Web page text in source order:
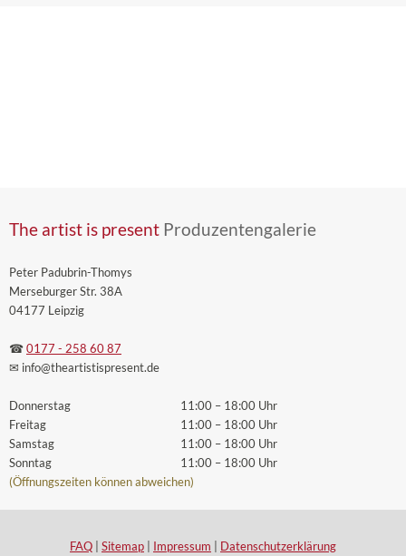
The artist is present Produzentengalerie
Peter Padubrin-Thomys
Merseburger Str. 38A
04177 Leipzig
☎ 0177 - 258 60 87
✉ info@theartistispresent.de
Donnerstag
Freitag
Samstag
Sonntag
11:00 – 18:00 Uhr
11:00 – 18:00 Uhr
11:00 – 18:00 Uhr
11:00 – 18:00 Uhr
(Öffnungszeiten können abweichen)
FAQ Sitemap Impressum Datenschutzerklärung